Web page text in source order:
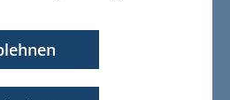
Nr. 1 "Neubau
Auslegung der